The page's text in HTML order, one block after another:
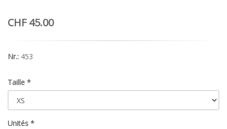
CHF 45.00
Nr.: 453
Taille *
Unités *